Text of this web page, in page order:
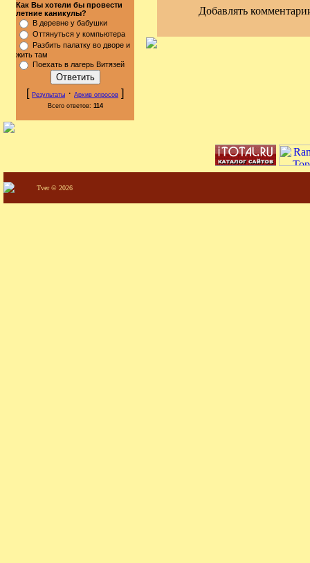
Как Вы хотели бы провести
летние каникулы?
В деревне у бабушки
Оттянуться у компьютера
Разбить палатку во дворе и
жить там
Поехать в лагерь Витязей
[ Результаты · Архив опросов ]
Всего ответов: 114
Добавлять
Tver © 2026